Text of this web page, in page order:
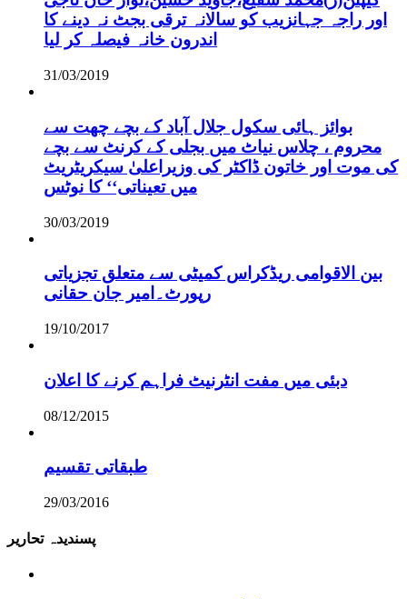
اور راجہ جہانزیب کو سالانہ ترقی بجٹ نہ دینے کا
اندرون خانہ فیصلہ کر لیا
31/03/2019
بوائز ہائی سکول جلال آباد کے بچے چھت سے
محروم ، چلاس نیاٹ میں بجلی کے کرنٹ سے بچے
کی موت اور خاتون ڈاکٹر کی وزیراعلیٰ سیکریٹریٹ
میں تعیناتی‘‘ کا نوٹس
30/03/2019
بین الاقوامی ریڈکراس کمیٹی سے متعلق تجزیاتی
رپورٹ۔امیر جان حقانی
19/10/2017
دبئی میں مفت انٹرنیٹ فراہم کرنے کا اعلان
08/12/2015
طبقاتی تقسیم
29/03/2016
پسندیدہ تحاریر